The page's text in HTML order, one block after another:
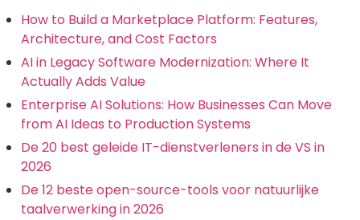
How to Build a Marketplace Platform: Features,
Architecture, and Cost Factors
AI in Legacy Software Modernization: Where It
Actually Adds Value
Enterprise AI Solutions: How Businesses Can Move
from AI Ideas to Production Systems
De 20 best geleide IT-dienstverleners in de VS in
2026
De 12 beste open-source-tools voor natuurlijke
taalverwerking in 2026